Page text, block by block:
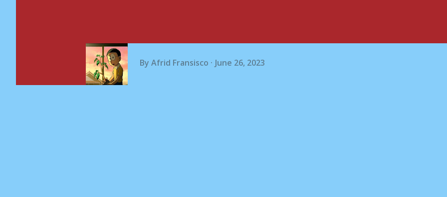
By Afrid Fransisco June 26, 2023